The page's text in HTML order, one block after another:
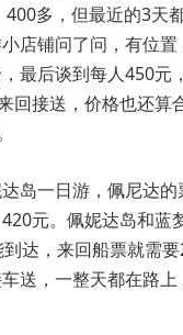
400多，但最近的3天
店铺问了问，有位
最后谈到每人450元
回接送，价格也还算
岛一日游，佩尼达
元。佩妮达岛和蓝
达，来回船票就需
送，一整天都在路